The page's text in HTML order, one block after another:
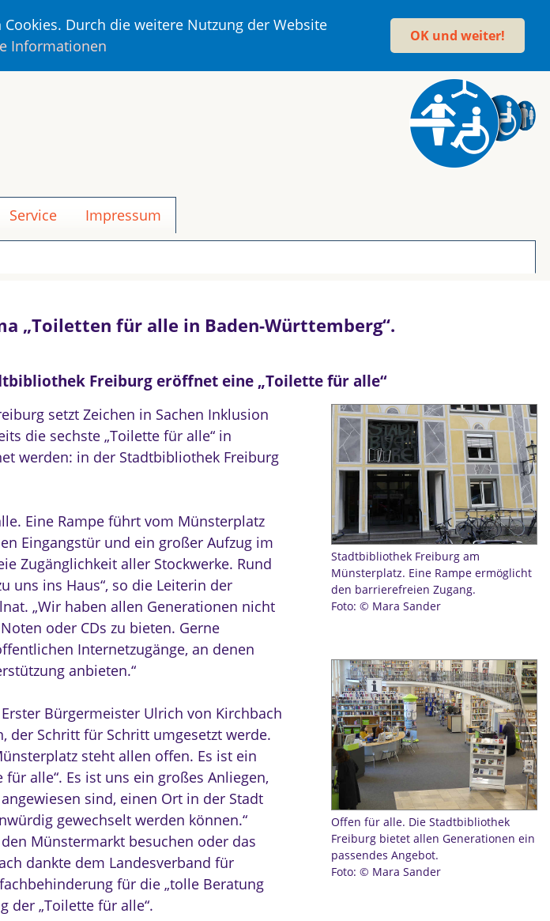
Durch die weitere Nutzung der Website
Informationen
OK und weiter!
Service Impressum
„Toiletten für alle in Baden-Württemberg“.
Freiburg eröffnet eine „Toilette für alle“
setzt Zeichen in Sachen Inklusion
die sechste „Toilette für alle“ in
werden: in der Stadtbibliothek Freiburg
Eine Rampe führt vom Münsterplatz
Eingangstür und ein großer Aufzug im
Zugänglichkeit aller Stockwerke. Rund
uns ins Haus“, so die Leiterin der
„Wir haben allen Generationen nicht
oder CDs zu bieten. Gerne
Internetzugänge, an denen
anbieten.“
Bürgermeister Ulrich von Kirchbach
der Schritt für Schritt umgesetzt werde.
steht allen offen. Es ist ein
alle“. Es ist uns ein großes Anliegen,
sind, einen Ort in der Stadt
gewechselt werden können.“
Münstermarkt besuchen oder das
dankte dem Landesverband für
für die „tolle Beratung
der „Toilette für alle“.
Stadtbibliothek Freiburg am
Münsterplatz. Eine Rampe ermöglicht
den barrierefreien Zugang.
Foto: © Mara Sander
Offen für alle. Die Stadtbibliothek
Freiburg bietet allen Generationen ein
passendes Angebot.
Foto: © Mara Sander